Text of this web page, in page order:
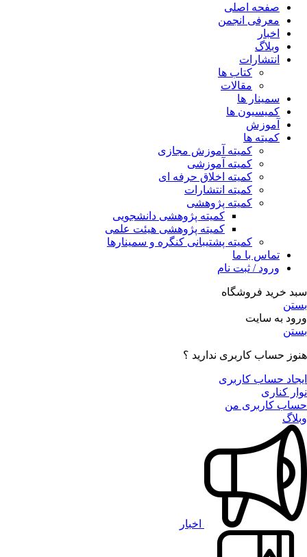
صفحه اصلی
معرفی انجمن
اخبار
وبلاگ
انتشارات
کتاب ها
مقالات
سمینار ها
کمیسیون ها
آموزش
کمیته ها
کمیته آموزش مجازی
کمیته آموزشی
کمیته اخلاق حرفه ای
کمیته انتشارات
کمیته پژوهشی
کمیته پژوهشی دانشجویی
کمیته پژوهشی هیئت علمی
کمیته پشتیبانی کنگره و سمینارها
تماس با ما
ورود / ثبت نام
سبد خرید فروشگاه
بستن
ورود به سایت
بستن
هنوز حساب کاربری ندارید ؟
ایجاد حساب کاربری
نوار کناری
حساب کاربری من
وبلاگ
اخبار